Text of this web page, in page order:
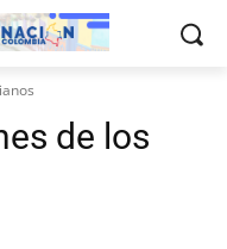
de los